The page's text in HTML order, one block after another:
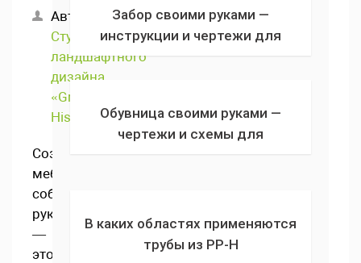
Автор:
Студия
ландшафтного
дизайна
«Green
History»
Создание
мебели
собственными
руками
—
это
Забор своими руками —
инструкции и чертежи для
строительства дешевого и
красивого забора для дома и дачи
Обувница своими руками —
чертежи и схемы для
В каких областях применяются
трубы из PP-H